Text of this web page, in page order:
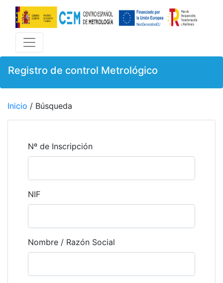
Registro de control Metrológico
Inicio / Búsqueda
Nº de Inscripción
NIF
Nombre / Razón Social